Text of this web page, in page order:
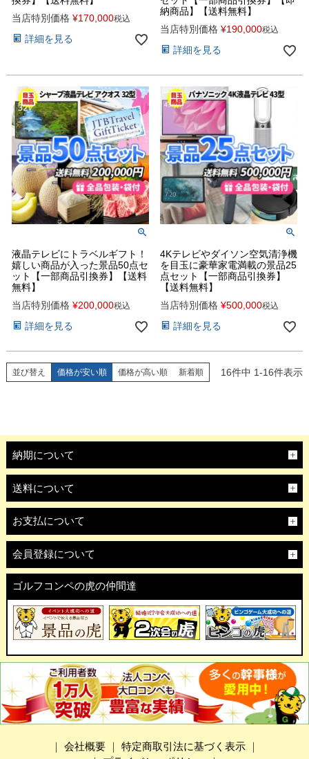
当店特別価格 ¥170,000税込
詳細を見る
納商品】【送料無料】
当店特別価格 ¥190,000税込
詳細を見る
液晶テレビにトラベルギフト！
嬉しい商品が入った景品50点セ
ット【一部商品引換券】【送料
無料】
当店特別価格 ¥200,000税込
詳細を見る
4Kテレビやダイソン空気清浄機
を目玉に豪華家電満載の景品25
点セット【一部商品引換券】
【送料無料】
当店特別価格 ¥500,000税込
詳細を見る
並び替え 価格が安い順 価格が高い順 新着順 16件中 1-16件表示
納期について
送料について
お支払について
会員登録について
ゴルフコンペの虎の仲間達
｜ 会社概要｜ 特定商取引法に基づく表示｜